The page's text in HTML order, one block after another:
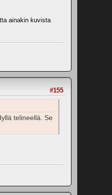
ainakin kuvista
#155
telineellä. Se